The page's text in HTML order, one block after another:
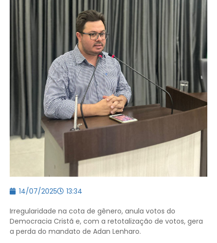
14/07/2025 13:34
Irregularidade na cota de gênero, anula votos do
Democracia Cristã e, com a retotalização de votos, gera
a perda do mandato de Adan Lenharo.